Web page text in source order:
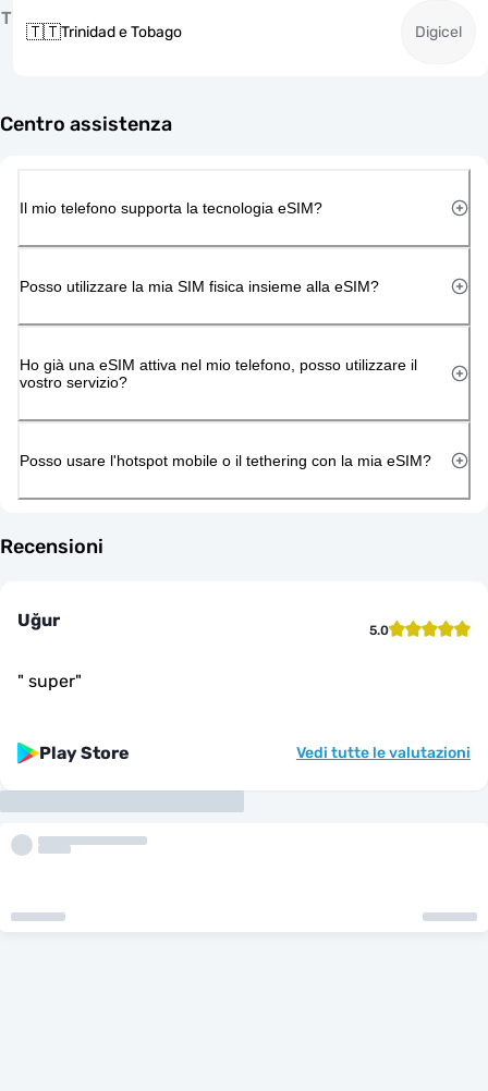
T
🇹🇹Trinidad e Tobago Digicel
Centro assistenza
Il mio telefono supporta la tecnologia eSIM?
Posso utilizzare la mia SIM fisica insieme alla eSIM?
Ho già una eSIM attiva nel mio telefono, posso utilizzare il
vostro servizio?
Posso usare l'hotspot mobile o il tethering con la mia eSIM?
Recensioni
Uğur 5.0
" super"
Play Store Vedi tutte le valutazioni